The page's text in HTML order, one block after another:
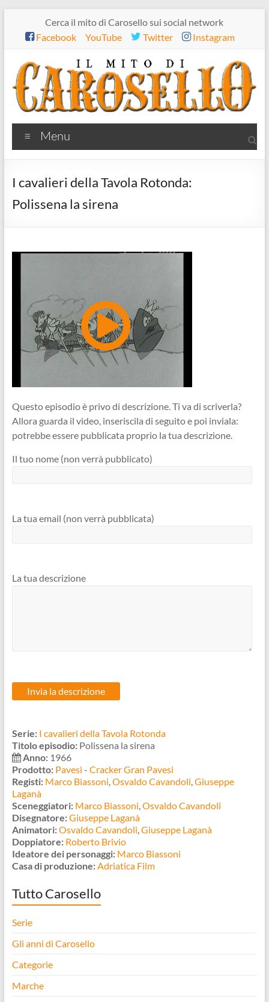
contenuto
Cerca il mito di Carosello sui social network
Facebook
YouTube Twitter Instagram
Il
mito
di
Carosello
Menu
I cavalieri della Tavola Rotonda:
Polissena la sirena
Questo episodio è privo di descrizione. Ti va di scriverla?
Allora guarda il video, inseriscila di seguito e poi inviala:
potrebbe essere pubblicata proprio la tua descrizione.
Il tuo nome (non verrà pubblicato)
La tua email (non verrà pubblicata)
La tua descrizione
Serie: I cavalieri della Tavola Rotonda
Titolo episodio:Polissena la sirena
Anno:1966
Prodotto: Pavesi - Cracker Gran Pavesi
Registi: Marco Biassoni,Osvaldo Cavandoli,Giuseppe
Laganà
Sceneggiatori: Marco Biassoni,Osvaldo Cavandoli
Disegnatore:Giuseppe Laganà
Animatori:Osvaldo Cavandoli,Giuseppe Laganà
Doppiatore: Roberto Brivio
Ideatore dei personaggi: Marco Biassoni
Casa di produzione:Adriatica Film
Tutto Carosello
Serie
Gli anni di Carosello
Categorie
Marche